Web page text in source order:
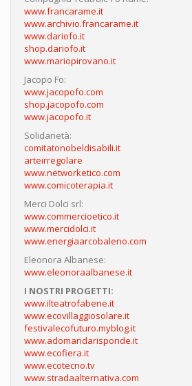
www.francarame.it
www.archivio.francarame.it
www.dariofo.it
shop.dariofo.it
www.mariopirovano.it
Jacopo Fo:
www.jacopofo.com
shop.jacopofo.com
www.jacopofo.it
Solidarietà:
comitatonobeldisabili.it
arteirregolare
www.networketico.com
www.comicoterapia.it
Merci Dolci srl:
www.commercioetico.it
www.mercidolci.it
www.energiaarcobaleno.com
Eleonora Albanese:
www.eleonoraalbanese.it
I NOSTRI PROGETTI:
www.ilteatrofabene.it
www.ecovillaggiosolare.it
festivalecofuturo.myblog.it
www.adomandarisponde.it
www.ecofiera.it
www.ecotecno.tv
www.stradaalternativa.com